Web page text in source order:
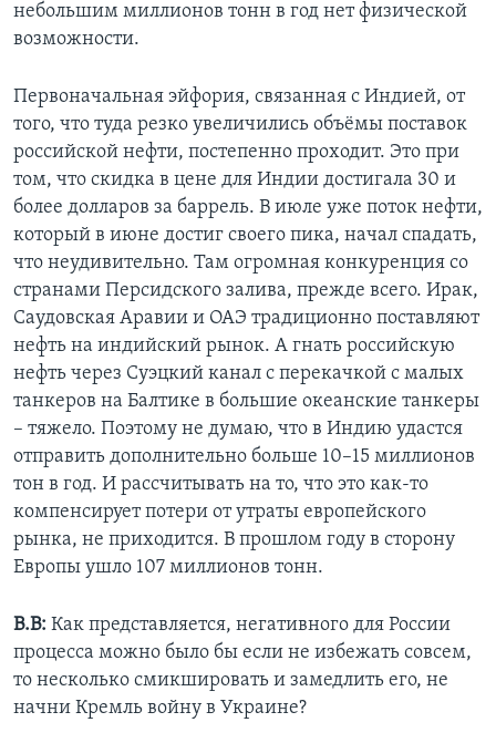
небольшим миллионов тонн в год нет физической
возможности.
Первоначальная эйфория, связанная с Индией, от
того, что туда резко увеличились объёмы поставок
российской нефти, постепенно проходит. Это при
том, что скидка в цене для Индии достигала 30 и
более долларов за баррель. В июле уже поток нефти,
который в июне достиг своего пика, начал спадать,
что неудивительно. Там огромная конкуренция со
странами Персидского залива, прежде всего. Ирак,
Саудовская Аравии и ОАЭ традиционно поставляют
нефть на индийский рынок. А гнать российскую
нефть через Суэцкий канал с перекачкой с малых
танкеров на Балтике в большие океанские танкеры
– тяжело. Поэтому не думаю, что в Индию удастся
отправить дополнительно больше 10–15 миллионов
тон в год. И рассчитывать на то, что это как-то
компенсирует потери от утраты европейского
рынка, не приходится. В прошлом году в сторону
Европы ушло 107 миллионов тонн.
В.В: Как представляется, негативного для России
процесса можно было бы если не избежать совсем,
то несколько смикшировать и замедлить его, не
начни Кремль войну в Украине?